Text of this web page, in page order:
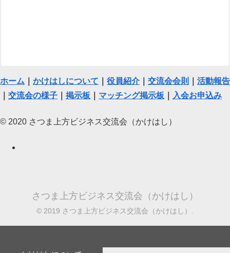
ホーム かけはしについて 役員紹介｜ 交流会会則
活動報告
交流会の様子 掲示板 マッチング掲示板 入会お申込み
© 2020 さつま上方ビジネス交流会（かけはし）
さつま上方ビジネス交流会（かけはし）
© 2019 さつま上方ビジネス交流会（かけはし）.